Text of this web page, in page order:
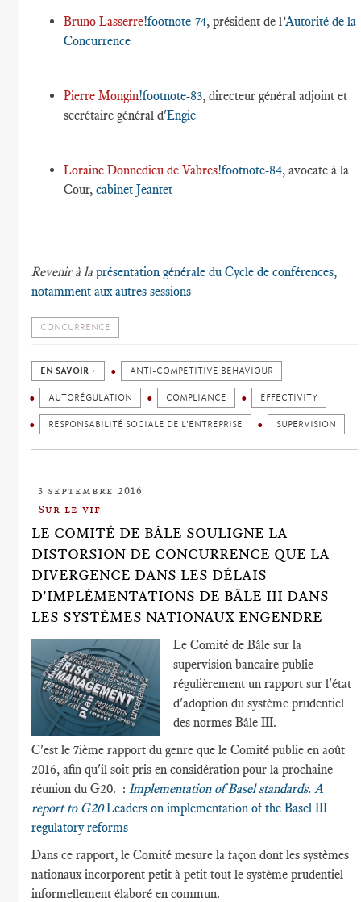
Bruno Lasserre!footnote-74, président de l’Autorité de la
Concurrence
Pierre Mongin!footnote-83, directeur général adjoint et
secrétaire général d'Engie
Loraine Donnedieu de Vabres!footnote-84, avocate à la
Cour,cabinet Jeantet
Revenir à la présentation générale du Cycle de conférences,
notamment aux autres sessions
CONCURRENCE
EN SAVOIR + ANTI-COMPETITIVE BEHAVIOUR
AUTORÉGULATION COMPLIANCE EFFECTIVITY
RESPONSABILITÉ SOCIALE DE L'ENTREPRISE SUPERVISION
3 septembre 2016
Sur le vif
LE COMITÉ DE BÂLE SOULIGNE LA
DISTORSION DE CONCURRENCE QUE LA
DIVERGENCE DANS LES DÉLAIS
D'IMPLÉMENTATIONS DE BÂLE III DANS
LES SYSTÈMES NATIONAUX ENGENDRE
Le Comité de Bâle sur la
supervision bancaire publie
régulièrement un rapport sur l'état
d'adoption du système prudentiel
des normes Bâle III.
C'est le 7ième rapport du genre que le Comité publie en août
2016, afin qu'il soit pris en considération pour la prochaine
réunion du G20. :Implementation of Basel standards. A
report to G20Leaders on implementation of the Basel III
regulatory reforms
Dans ce rapport, le Comité mesure la façon dont les systèmes
nationaux incorporent petit à petit tout le système prudentiel
informellement élaboré en commun.